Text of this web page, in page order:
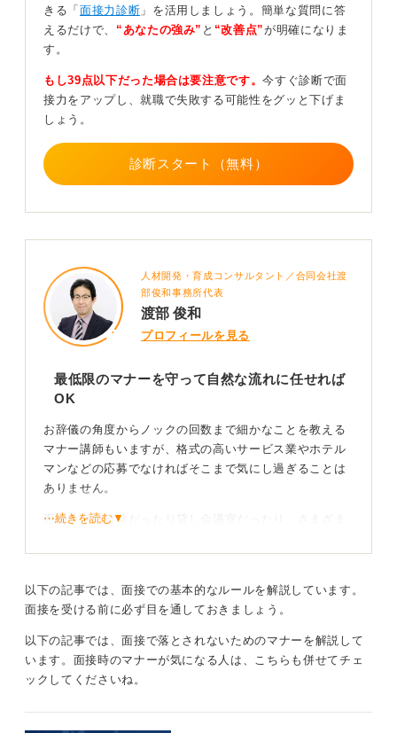
退出ください」と促されるので、スッと立ち「ありがと
うございました」と一礼をしてドアの前まで進みす。ド
アの前で面接官に再度一礼してから退出します。これが
これは頭でわかっていても緊張した場面では手順を抜か
してしまったり、あたふたしてしまうこともあるので何
意識しすぎると表情が固くなってしまうので笑顔を
面接手順を意識しすぎるあまり「次にこれをして、次は
ない状態になってしまわないように気を付けましょう。
面接の際は表情がとても大切なので「笑顔、笑顔」と心
の中で唱えておくと良いでしょう。
13
きる「 面接力診断 」を活用しましょう。簡単な質問に答
えるだけで、 “あなたの強み” と “改善点”が明確になりま
す。
もし39点以下だった場合は要注意です。今すぐ診断で面
接力をアップし、就職で失敗する可能性をグッと下げま
しょう。
診断スタート（無料）
人材開発・育成コンサルタント／合同会社渡
部俊和事務所代表
渡部 俊和
プロフィールを見る
最低限のマナーを守って自然な流れに任せれば
OK
お辞儀の角度からノックの回数まで細かなことを教える
マナー講師もいますが、格式の高いサービス業やホテル
マンなどの応募でなければそこまで気にし過ぎることは
ありません。
面接会場は自社だったり貸し会議室だったり、さまざま
立つかは、椅子の配置や人数などのロケーションでも変
動きに合わせれば良いと思います。
タッフの指示に従えば問題ありません。もし何も指示が
なければ、名前を名乗って「本日はよろしくお願いいた
します」と言えば「どうぞこちらにお座りください」な
⋯続きを読む▼
以下の記事では、面接での基本的なルールを解説しています。
面接を受ける前に必ず目を通しておきましょう。
以下の記事では、面接で落とされないためのマナーを解説して
います。面接時のマナーが気になる人は、こちらも併せてチェ
ックしてくださいね。